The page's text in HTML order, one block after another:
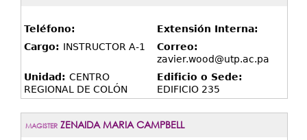
Teléfono:
Extensión Interna:
Cargo: INSTRUCTOR A-1
Correo:
zavier.wood@utp.ac.pa
Unidad: CENTRO
REGIONAL DE COLÓN
Edificio o Sede:
EDIFICIO 235
MAGISTER ZENAIDA MARIA CAMPBELL